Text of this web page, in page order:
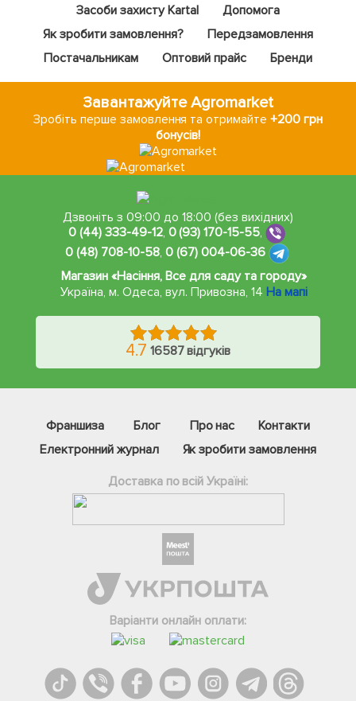
Засоби захисту Kartal
Допомога
Як зробити замовлення?
Передзамовлення
Постачальникам
Оптовий прайс Бренди
Завантажуйте Agromarket
Зробіть перше замовлення та отримайте+200 грн
бонусів!
Дзвоніть з 09:00 до 18:00 (без вихідних)
0 (44) 333-49-12, 0 (93) 170-15-55,
0 (48) 708-10-58, 0 (67) 004-06-36
Магазин «Насіння, Все для саду та городу»
Україна, м. Одеса,вул. Привозна, 14 На мапі
4.7 16587 відгуків
Франшиза Блог Про нас
Контакти
Електронний журнал
Як зробити замовлення
Доставка по всій Україні:
Варіанти онлайн оплати:
Телеграм
Вайбер
Онлайн чат